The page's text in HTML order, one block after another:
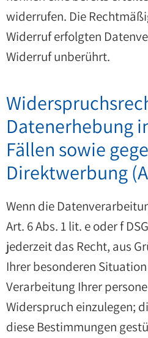
widerrufen. Die
Widerruf erfolgten
Widerruf unberührt.
Datenerhebung
Fällen sowie
Direktwerbung
Wenn die
Art. 6 Abs. 1 lit. e oder f
jederzeit das Recht, aus
Ihrer besonderen
Verarbeitung Ihrer
Widerspruch einzulegen;
diese Bestimmungen